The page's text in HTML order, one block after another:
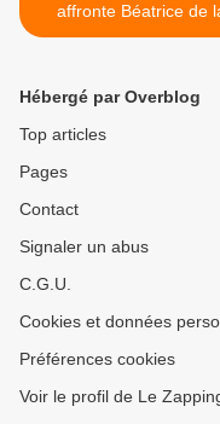
affronte Béatrice de
saison 8 dans « Le
Hébergé par Overblog
Top articles
Pages
Contact
Signaler un abus
C.G.U.
Cookies et données
Préférences cookies
Voir le profil de Le